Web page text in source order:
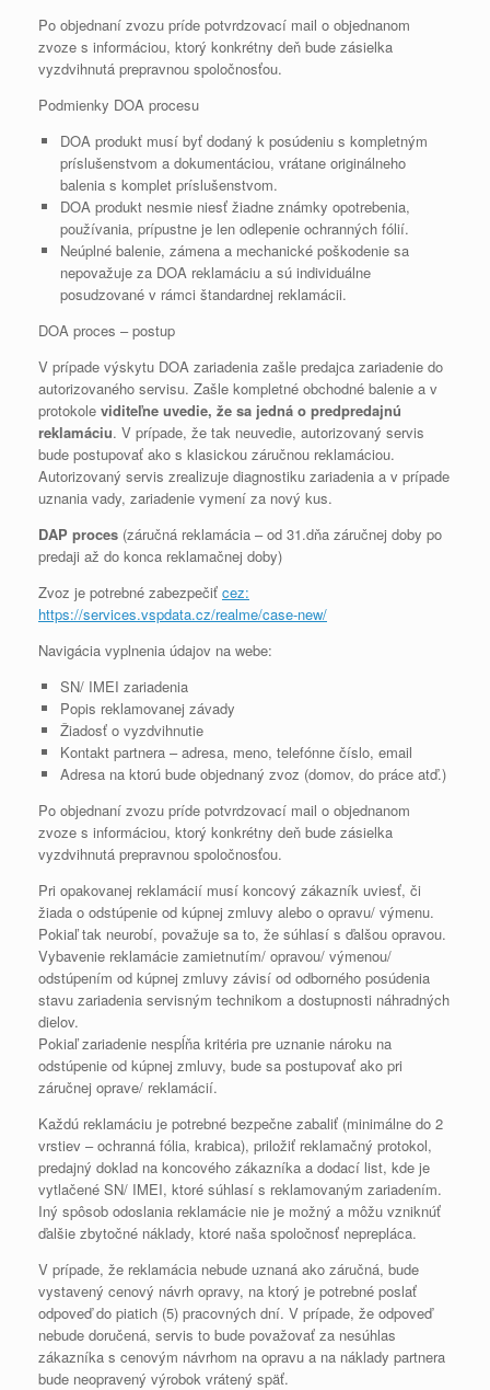
Po objednaní zvozu príde potvrdzovací mail o objednanom
zvoze s informáciou, ktorý konkrétny deň bude zásielka
vyzdvihnutá prepravnou spoločnosťou.
Podmienky DOA procesu
DOA produkt musí byť dodaný k posúdeniu s kompletným
príslušenstvom a dokumentáciou, vrátane originálneho
balenia s komplet príslušenstvom.
DOA produkt nesmie niesť žiadne známky opotrebenia,
používania, prípustne je len odlepenie ochranných fólií.
Neúplné balenie, zámena a mechanické poškodenie sa
nepovažuje za DOA reklamáciu a sú individuálne
posudzované v rámci štandardnej reklamácii.
DOA proces – postup
V prípade výskytu DOA zariadenia zašle predajca zariadenie do
autorizovaného servisu. Zašle kompletné obchodné balenie a v
protokole viditeľne uvedie, že sa jedná o predpredajnú
reklamáciu. V prípade, že tak neuvedie, autorizovaný servis
bude postupovať ako s klasickou záručnou reklamáciou.
Autorizovaný servis zrealizuje diagnostiku zariadenia a v prípade
uznania vady, zariadenie vymení za nový kus.
DAP proces (záručná reklamácia – od 31.dňa záručnej doby po
predaji až do konca reklamačnej doby)
Zvoz je potrebné zabezpečiť cez:
https://services.vspdata.cz/realme/case-new/
Navigácia vyplnenia údajov na webe:
SN/ IMEI zariadenia
Popis reklamovanej závady
Žiadosť o vyzdvihnutie
Kontakt partnera – adresa, meno, telefónne číslo, email
Adresa na ktorú bude objednaný zvoz (domov, do práce atď.)
Po objednaní zvozu príde potvrdzovací mail o objednanom
zvoze s informáciou, ktorý konkrétny deň bude zásielka
vyzdvihnutá prepravnou spoločnosťou.
Pri opakovanej reklamácií musí koncový zákazník uviesť, či
žiada o odstúpenie od kúpnej zmluvy alebo o opravu/ výmenu.
Pokiaľ tak neurobí, považuje sa to, že súhlasí s ďalšou opravou.
Vybavenie reklamácie zamietnutím/ opravou/ výmenou/
odstúpením od kúpnej zmluvy závisí od odborného posúdenia
stavu zariadenia servisným technikom a dostupnosti náhradných
dielov.
Pokiaľ zariadenie nespĺňa kritéria pre uznanie nároku na
odstúpenie od kúpnej zmluvy, bude sa postupovať ako pri
záručnej oprave/ reklamácií.
Každú reklamáciu je potrebné bezpečne zabaliť (minimálne do 2
vrstiev – ochranná fólia, krabica), priložiť reklamačný protokol,
predajný doklad na koncového zákazníka a dodací list, kde je
vytlačené SN/ IMEI, ktoré súhlasí s reklamovaným zariadením.
Iný spôsob odoslania reklamácie nie je možný a môžu vzniknúť
ďalšie zbytočné náklady, ktoré naša spoločnosť neprepláca.
V prípade, že reklamácia nebude uznaná ako záručná, bude
vystavený cenový návrh opravy, na ktorý je potrebné poslať
odpoveď do piatich (5) pracovných dní. V prípade, že odpoveď
nebude doručená, servis to bude považovať za nesúhlas
zákazníka s cenovým návrhom na opravu a na náklady partnera
bude neopravený výrobok vrátený späť.